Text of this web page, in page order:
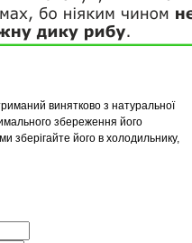
винятково з натуральної
збереження його
зберігайте його в холодильнику,